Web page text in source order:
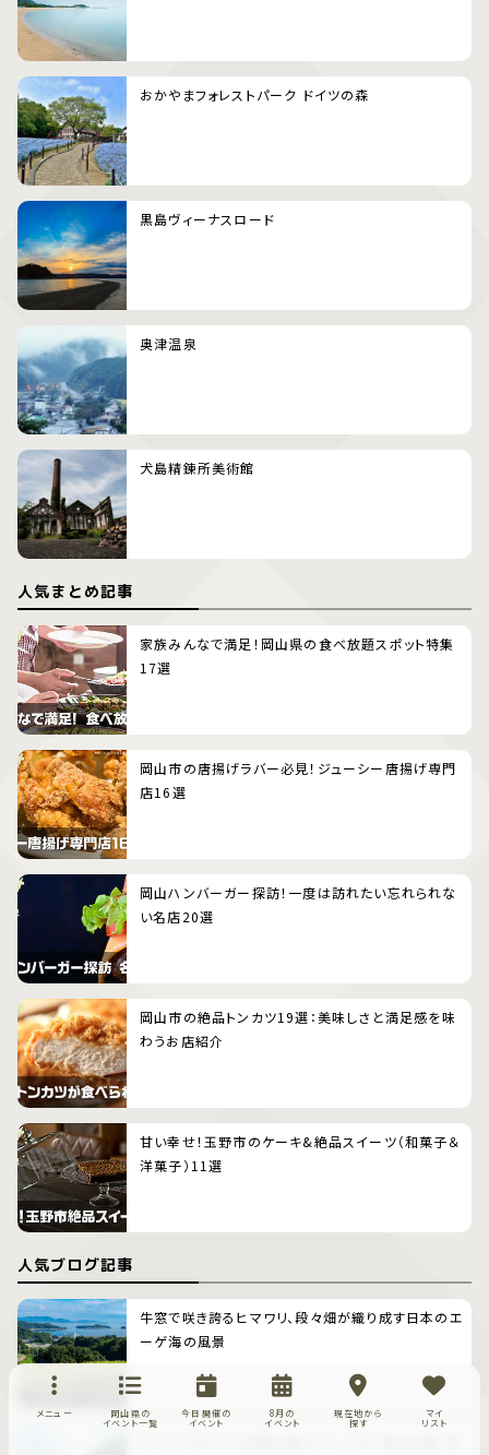
おかやまフォレストパーク ドイツの森
黒島ヴィーナスロード
奥津温泉
犬島精錬所美術館
人気まとめ記事
家族みんなで満足！岡山県の食べ放題スポット特集
17選
岡山市の唐揚げラバー必見！ジューシー唐揚げ専門
店16選
岡山ハンバーガー探訪！一度は訪れたい忘れられな
い名店20選
岡山市の絶品トンカツ19選：美味しさと満足感を味
わうお店紹介
甘い幸せ！玉野市のケーキ&絶品スイーツ（和菓子＆
洋菓子）11選
人気ブログ記事
牛窓で咲き誇るヒマワリ、段々畑が織り成す日本のエ
ーゲ海の風景
メニュー
岡山県の
イベント一覧
今日開催の
イベント
8月の
イベント
現在地から
探す
マイ
リスト